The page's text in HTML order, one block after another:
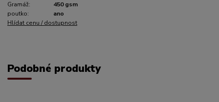
Gramáž:
450 gsm
poutko:
ano
Hlídat cenu / dostupnost
Podobné produkty